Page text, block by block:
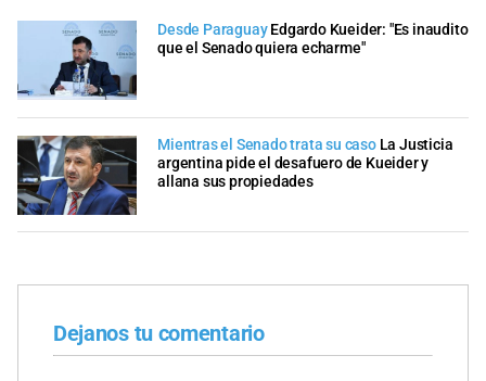
Desde Paraguay Edgardo Kueider: "Es inaudito
que el Senado quiera echarme"
Mientras el Senado trata su caso La Justicia
argentina pide el desafuero de Kueider y
allana sus propiedades
Dejanos tu comentario